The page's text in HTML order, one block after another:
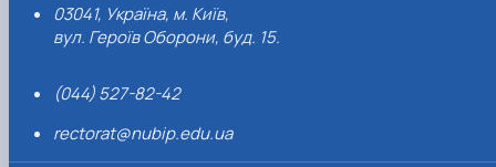
03041, Україна, м. Київ,
вул. Героїв Оборони, буд. 15.
(044) 527-82-42
rectorat@nubip.edu.ua